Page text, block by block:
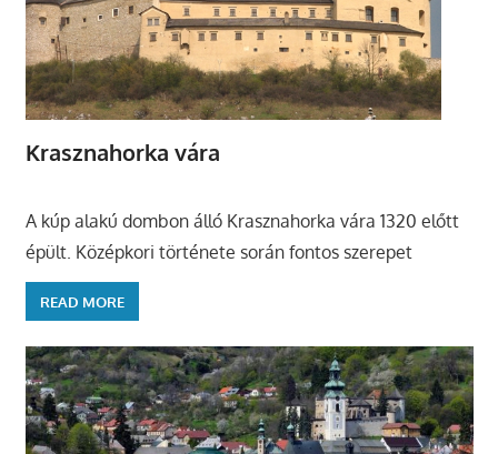
Krasznahorka vára
A kúp alakú dombon álló Krasznahorka vára 1320 előtt
épült. Középkori története során fontos szerepet
READ MORE